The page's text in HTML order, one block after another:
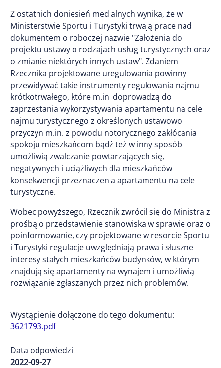
Z ostatnich doniesień medialnych wynika, że w
Ministerstwie Sportu i Turystyki trwają prace nad
dokumentem o roboczej nazwie "Założenia do
projektu ustawy o rodzajach usług turystycznych oraz
o zmianie niektórych innych ustaw". Zdaniem
Rzecznika projektowane uregulowania powinny
przewidywać takie instrumenty regulowania najmu
krótkotrwałego, które m.in. doprowadzą do
zaprzestania wykorzystywania apartamentu na cele
najmu turystycznego z określonych ustawowo
przyczyn m.in. z powodu notorycznego zakłócania
spokoju mieszkańcom bądź też w inny sposób
umożliwią zwalczanie powtarzających się,
negatywnych i uciążliwych dla mieszkańców
konsekwencji przeznaczenia apartamentu na cele
turystyczne.
Wobec powyższego, Rzecznik zwrócił się do Ministra z
prośbą o przedstawienie stanowiska w sprawie oraz o
poinformowanie, czy projektowane w resorcie Sportu
i Turystyki regulacje uwzględniają prawa i słuszne
interesy stałych mieszkańców budynków, w którym
znajdują się apartamenty na wynajem i umożliwią
rozwiązanie zgłaszanych przez nich problemów.
Wystąpienie dołączone do tego dokumentu:
3621793.pdf
Data odpowiedzi:
2022-09-27